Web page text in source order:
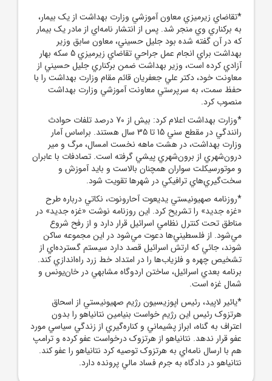
*تقاضاي زيرميزي معاون آموزشي وزارت بهداشت از یک بيمار،
به برکناري وي منجر شد. پس از انتشار نامه‌اي از مادر يک بيمار
که در آن گفته شده بود جليل حسيني، معاون سابق وزير
بهداشت براي انجام عمل جراحي تقاضاي زيرميزي 5 سکه بهار
آزادي کرده است، وزير بهداشت ضمن برکناري جليل حسيني از
معاونت خود، دکتر علي جعفريان قائم مقام وزارت بهداشت را با
حفظ سمت، به سرپرستي معاونت آموزشي وزارت بهداشت
منصوب کرد.
*وزارت بهداشت اعلام کرد: بيش از 70 درصد تلفات حوادث
رانندگي در مقطع سني 15 تا 35 سال هستند. براساس آمار
وزارت بهداشت، در هشت ‌ماهه نخست امسال، مرگ ‌و مير
درون‌شهري از برون‌شهري پيشي گرفته است. تصادفات با عابران
و موتورسيکلت ‌سواران همچنان بالاست و بايد آموزش و
سخت‌گيري‌هاي ترافيکي در شهرها تقويت شود.
*روزنامه صهيونيستي يديعوت آحارونوت، نکاتي درباره طرح
«غزه جديد» را تشريح کرد. اين روزنامه نوشت «غزه جديد» در
مناطق تحت کنترل نظامي اسرائيل قرار دارد و از رفح شروع
مي‌شود. از فلسطيني‌ها دعوت مي‌شود در این مجموعه ساکن
شوند، جائي که ارتش اسرائيل قصد دارد سيستم گسترده‌اي از
تشخيص چهره و فلزياب‌ها را در امتداد خط زرد راه‌اندازي کند.
برنامه بعدي اسرائيل، ساختن اردوگاه مشابهي در خان‌يونس و
شمال غزه است.
*یائیر لاپيد، رئيس اپوزيسيون رژيم صهيونيستي از اسحاق
هرتزوک رئيس اين رژيم خواست بنيامين نتانياهو را بدون
اعتراف به گناه، ابراز پشيماني و کناره‌گيري از زندگي سياسي مورد
عفو قرار ندهد. نتانياهو از هرتزوک درخواست عفو کرده و ترامپ
هم با ارسال نامه‌اي به هرتزوک توصيه کرد نتانياهو را عفو کند.
نتانياهو در دادگاه به جرم فساد مالي پرونده دارد.